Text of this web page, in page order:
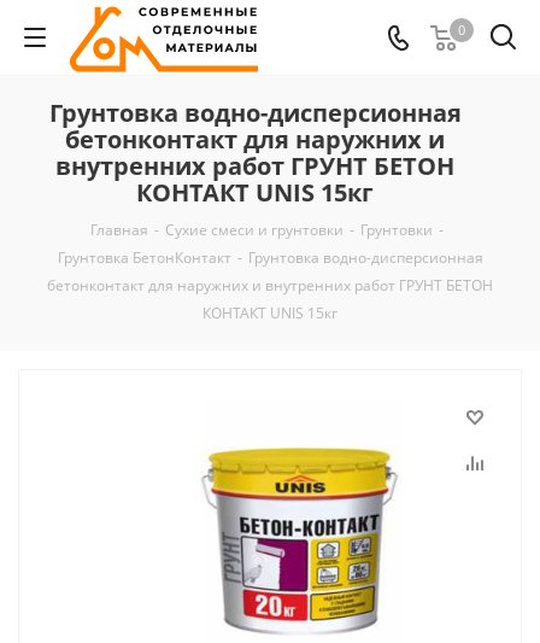
0
Грунтовка водно-дисперсионная
бетонконтакт для наружних и
внутренних работ ГРУНТ БЕТОН
КОНТАКТ UNIS 15кг
Главная - Сухие смеси и грунтовки - Грунтовки -
Грунтовка БетонКонтакт - Грунтовка водно-дисперсионная
бетонконтакт для наружних и внутренних работ ГРУНТ БЕТОН
КОНТАКТ UNIS 15кг